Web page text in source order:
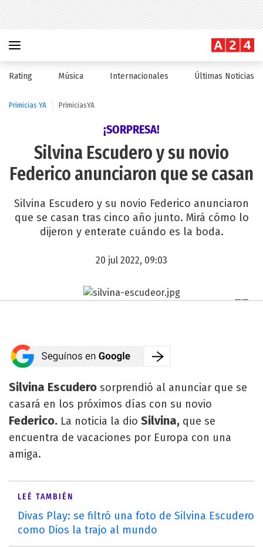
Rating Música Internacionales Últimas Noticias
Primicias YA PrimiciasYA
¡SORPRESA!
Silvina Escudero y su novio
Federico anunciaron que se casan
Silvina Escudero y su novio Federico anunciaron
que se casan tras cinco año junto. Mirá cómo lo
dijeron y enterate cuándo es la boda.
20 jul 2022, 09:03
Silvina Escudero sorprendió al anunciar que se
casará en los próximos días con su novio
Federico. La noticia la dio Silvina, que se
encuentra de vacaciones por Europa con una
amiga.
LEÉ TAMBIÉN
Divas Play: se filtró una foto de Silvina Escudero
como Dios la trajo al mundo